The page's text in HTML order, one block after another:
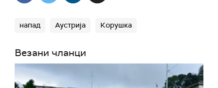
напад Аустрија Корушка
Везани чланци